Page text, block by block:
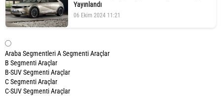
Yayınlandı
06 Ekim 2024 11:21
Araba SegmentleriA Segmenti Araçlar
B Segmenti Araçlar
B-SUV Segmenti Araçlar
C Segmenti Araçlar
C-SUV Segmenti Araçlar